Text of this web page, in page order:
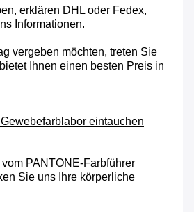
erklären DHL oder Fedex,
Informationen.
vergeben möchten, treten Sie
Ihnen einen besten Preis in
eintauchen
PANTONE-Farbführer
Sie uns Ihre körperliche